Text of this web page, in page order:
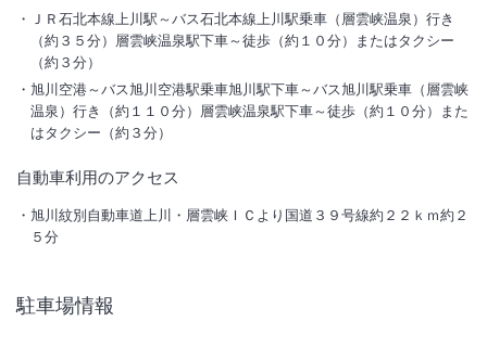
層雲峡温泉の高台に位置し、庭園・茶室・浮舞台などがある近代的和風
ホテル。眺望は層雲峡一。層雲峡内最大級のホテルです。
INチェックイン
15:00 / OUT チェックアウト
10:00
施設からのお知らせ
ＪＲ石北本線上川駅～バス石北本線上川駅乗車（層雲峡温泉）行き
（約３５分）層雲峡温泉駅下車～徒歩（約１０分）またはタクシー
（約３分）
旭川空港～バス旭川空港駅乗車旭川駅下車～バス旭川駅乗車（層雲峡
温泉）行き（約１１０分）層雲峡温泉駅下車～徒歩（約１０分）また
はタクシー（約３分）
自動車利用のアクセス
旭川紋別自動車道上川・層雲峡ＩＣより国道３９号線約２２ｋｍ約２
５分
駐車場情報